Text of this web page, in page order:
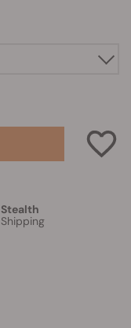
Stealth
Shipping